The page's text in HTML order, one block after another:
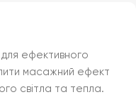
ефективного
масажний ефект
світла та тепла.